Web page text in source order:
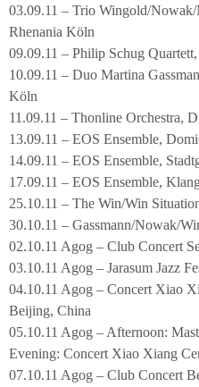
03.09.11 – Trio Wingold/
Rhenania Köln
09.09.11 – Philip Schug
10.09.11 – Duo Martina
Köln
11.09.11 – Thonline Orchestra,
13.09.11 – EOS Ensemble,
14.09.11 – EOS Ensemble,
17.09.11 – EOS Ensemble,
25.10.11 – The Win/Win
30.10.11 – Gassmann/Nowak/
02.10.11 Agog – Club Concert
03.10.11 Agog – Jarasum Jazz
04.10.11 Agog – Concert Xiao
Beijing, China
05.10.11 Agog – Afternoon:
Evening: Concert Xiao Xiang
07.10.11 Agog – Club Concert